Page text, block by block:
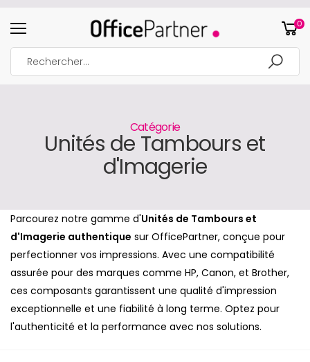
0
Catégorie
Unités de Tambours et
d'Imagerie
Parcourez notre gamme d'Unités de Tambours et
d'Imagerie authentique sur OfficePartner, conçue pour
perfectionner vos impressions. Avec une compatibilité
assurée pour des marques comme HP, Canon, et Brother,
ces composants garantissent une qualité d'impression
exceptionnelle et une fiabilité à long terme. Optez pour
l'authenticité et la performance avec nos solutions.